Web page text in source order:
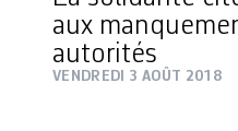
aux
autorités
VENDREDI 3 AOÛT 2018